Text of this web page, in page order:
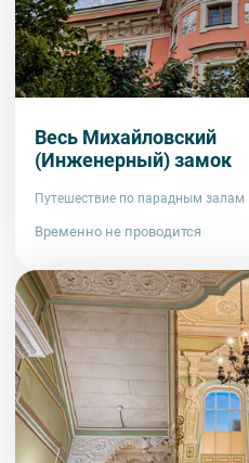
Весь Михайловский
(Инженерный) замок
Путешествие по парадным залам
Временно не проводится